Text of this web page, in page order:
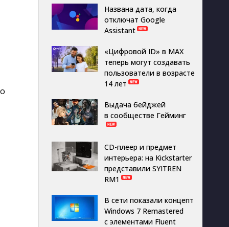
Названа дата, когда
отключат Google
Assistant
«Цифровой ID» в MAX
теперь могут создавать
пользователи в возрасте
14 лет
Выдача бейджей
в сообществе Гейминг
CD-плеер и предмет
интерьера: на Kickstarter
представили SYITREN
RM1
В сети показали концепт
Windows 7 Remastered
с элементами Fluent